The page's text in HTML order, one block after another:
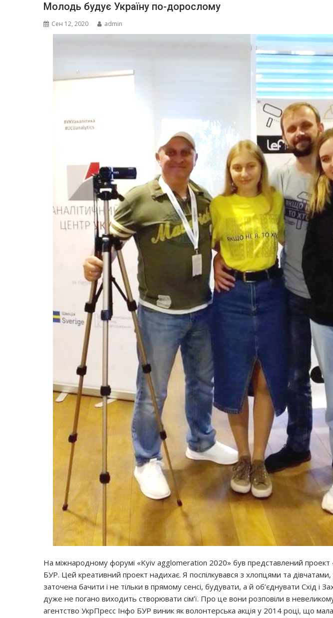
Молодь будує Україну по-дорослому
Сен 12, 2020 admin
На міжнародному форумі «Kyiv agglomeration 2020» був представлений проект
БУР. Цей креативний проект надихає. Я поспілкувався з хлопцями та дівчатами,
заточена бачити і не тільки в прямому сенсі, будувати, а й об’єднувати Схід і
дуже не погано виходить створювати сім’ї. Про це вони розповіли в
агентство УкрПресс Інфо БУР виник як волонтерська акція у 2014 році, що